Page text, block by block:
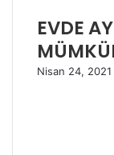
EVDE
Nisan 24, 2021